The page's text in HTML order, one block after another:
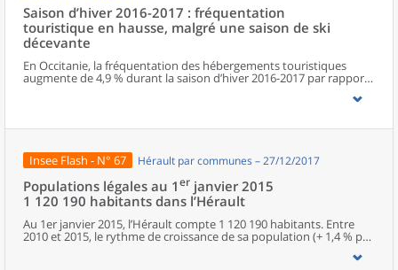
possèdent aucun. Elles abritent 162 000 habitants.
Saison d’hiver 2016-2017 : fréquentation
touristique en hausse, malgré une saison de ski
décevante
En Occitanie, la fréquentation des hébergements touristiques
augmente de 4,9 % durant la saison d’hiver 2016-2017 par rapport
à la saison d’hiver précédente. Hôtels et autres hébergements
une saison difficile.
Insee Flash - N° 67 Hérault par communes – 27/12/2017
Populations légales au 1er janvier 2015
1 120 190 habitants dans l’Hérault
Au 1er janvier 2015, l’Hérault compte 1 120 190 habitants. Entre
2010 et 2015, le rythme de croissance de sa population (+ 1,4 % par
an) est, avec celui de la Haute-Garonne, le plus élevé de la région
Occitanie et classe l’Hérault au deuxième rang des départements